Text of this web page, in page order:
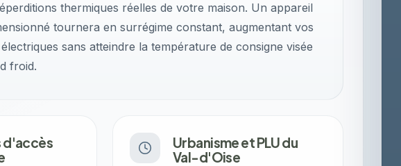
thermiques réelles de votre maison. Un appareil
tournera en surrégime constant, augmentant vos
sans atteindre la température de consigne visée
froid.
d'accès
Urbanisme et PLU du
Val-d'Oise